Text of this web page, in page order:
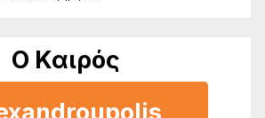
Ο Καιρός